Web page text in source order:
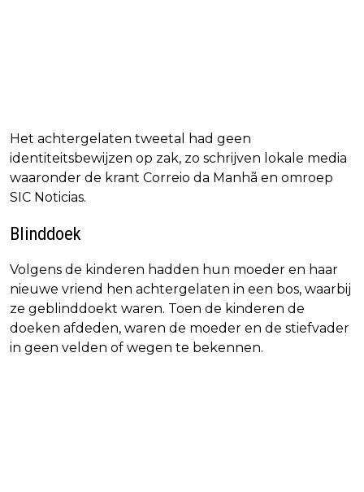
Het achtergelaten tweetal had geen
identiteitsbewijzen op zak, zo schrijven lokale media
waaronder de krant Correio da Manhã en omroep
SIC Noticias.
Blinddoek
Volgens de kinderen hadden hun moeder en haar
nieuwe vriend hen achtergelaten in een bos, waarbij
ze geblinddoekt waren. Toen de kinderen de
doeken afdeden, waren de moeder en de stiefvader
in geen velden of wegen te bekennen.